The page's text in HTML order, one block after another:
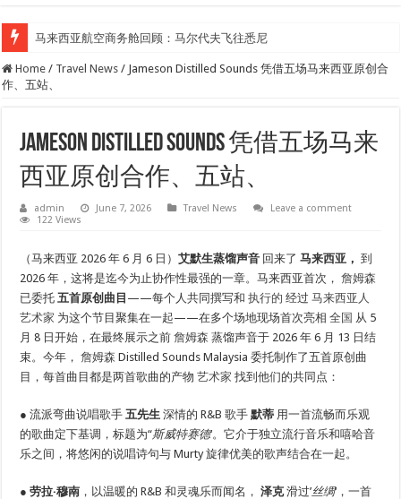
马来西亚航空商务舱回顾：马尔代夫飞往悉尼
Home / Travel News / Jameson Distilled Sounds 凭借五场马来西亚原创合
作、五站、
Jameson Distilled Sounds 凭借五场马来
西亚原创合作、五站、
admin June 7, 2026 Travel News
Leave a comment
122 Views
（马来西亚 2026 年 6 月 6 日）艾默生蒸馏声音 回来了马来西亚， 到
2026 年，这将是迄今为止协作性最强的一章。马来西亚首次，詹姆森
已委托五首原创曲目 ——每个人共同撰写和执行的 经过马来西亚人
艺术家 为这个节目聚集在一起——在多个场地现场首次亮相全国 从 5
月 8 日开始，在最终展示之前詹姆森 蒸馏声音于 2026 年 6 月 13 日结
束。今年，詹姆森 Distilled Sounds Malaysia 委托制作了五首原创曲
目，每首曲目都是两首歌曲的产物艺术家 找到他们的共同点：
● 流派弯曲说唱歌手五先生深情的 R&B 歌手默蒂 用一首流畅而乐观
的歌曲定下基调，标题为“斯威特赛德‘。它介于独立流行音乐和嘻哈音
乐之间，将悠闲的说唱诗句与 Murty 旋律优美的歌声结合在一起。
●劳拉·穆南 ，以温暖的 R&B 和灵魂乐而闻名，泽克滑过’丝绸‘，一首